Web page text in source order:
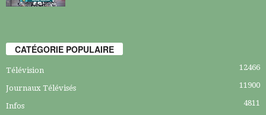
CATÉGORIE POPULAIRE
Télévision 12466
Journaux Télévisés 11900
Infos 4811